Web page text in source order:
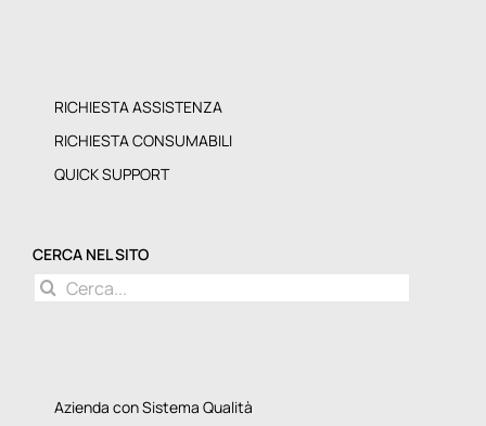
RICHIESTA ASSISTENZA
RICHIESTA CONSUMABILI
QUICK SUPPORT
CERCA NEL SITO
Cerca
Azienda con Sistema Qualità